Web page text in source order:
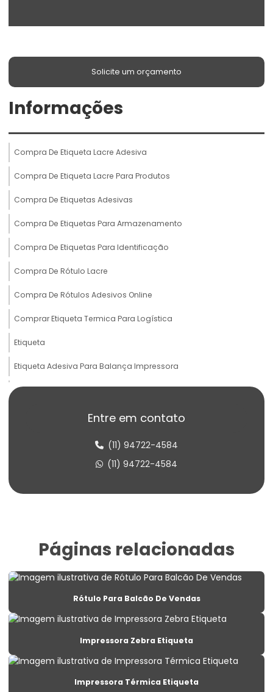
Solicite um orçamento
Informações
Compra De Etiqueta Lacre Adesiva
Compra De Etiqueta Lacre Para Produtos
Compra De Etiquetas Adesivas
Compra De Etiquetas Para Armazenamento
Compra De Etiquetas Para Identificação
Compra De Rótulo Lacre
Compra De Rótulos Adesivos Online
Comprar Etiqueta Termica Para Logística
Etiqueta
Etiqueta Adesiva Para Balança Impressora
Etiqueta Adesiva Para Produtos Congelados
Etiqueta Adesiva Termo Sensível
Etiqueta Congelado Para Alimentos
Etiqueta De Lacre Para Produtos
Etiqueta De Lacre Personalizada Para Embalagens
Etiqueta De Preço Personalizada Para Lojas
Etiqueta Lacre Para Produtos
Entre em contato
(11) 94722-4584
(11) 94722-4584
Páginas relacionadas
Rótulo Para Balcão De Vendas
Impressora Zebra Etiqueta
Impressora Térmica Etiqueta